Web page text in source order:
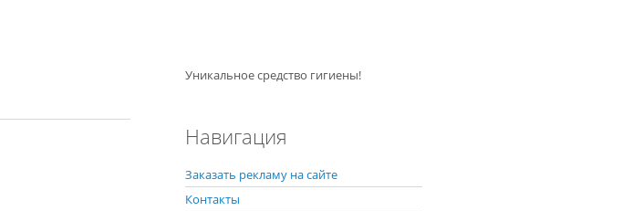
Уникальное средство гигиены!
Навигация
Заказать рекламу на сайте
Контакты